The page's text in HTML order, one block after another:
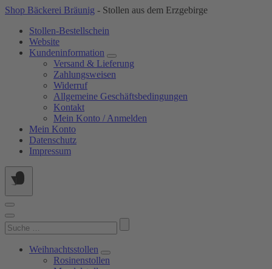
Springe
Inhalt
Shop Bäckerei Bräunig - Stollen aus dem Erzgebirge
Stollen-Bestellschein
Website
Kundeninformation
Versand & Lieferung
Zahlungsweisen
Widerruf
Allgemeine Geschäftsbedingungen
Kontakt
Mein Konto / Anmelden
Mein Konto
Datenschutz
Impressum
Suchen
nach:
Weihnachtsstollen
Rosinenstollen